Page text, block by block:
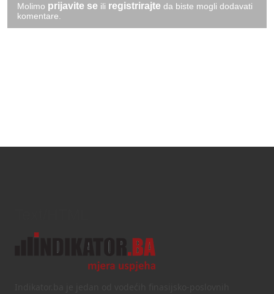
Molimo prijavite se ili registrirajte da biste mogli dodavati
komentare.